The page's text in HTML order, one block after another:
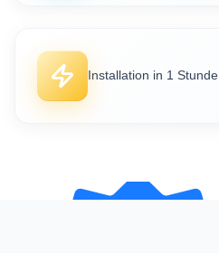
Zusammenarbeit. Danke!
Mehr lesen
Installation in 1 Stunde